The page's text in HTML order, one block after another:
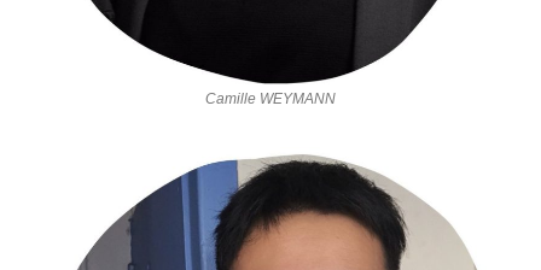
Camille WEYMANN